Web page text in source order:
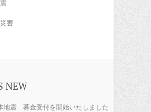
害
NEW
地震 募金受付を開始いたしました